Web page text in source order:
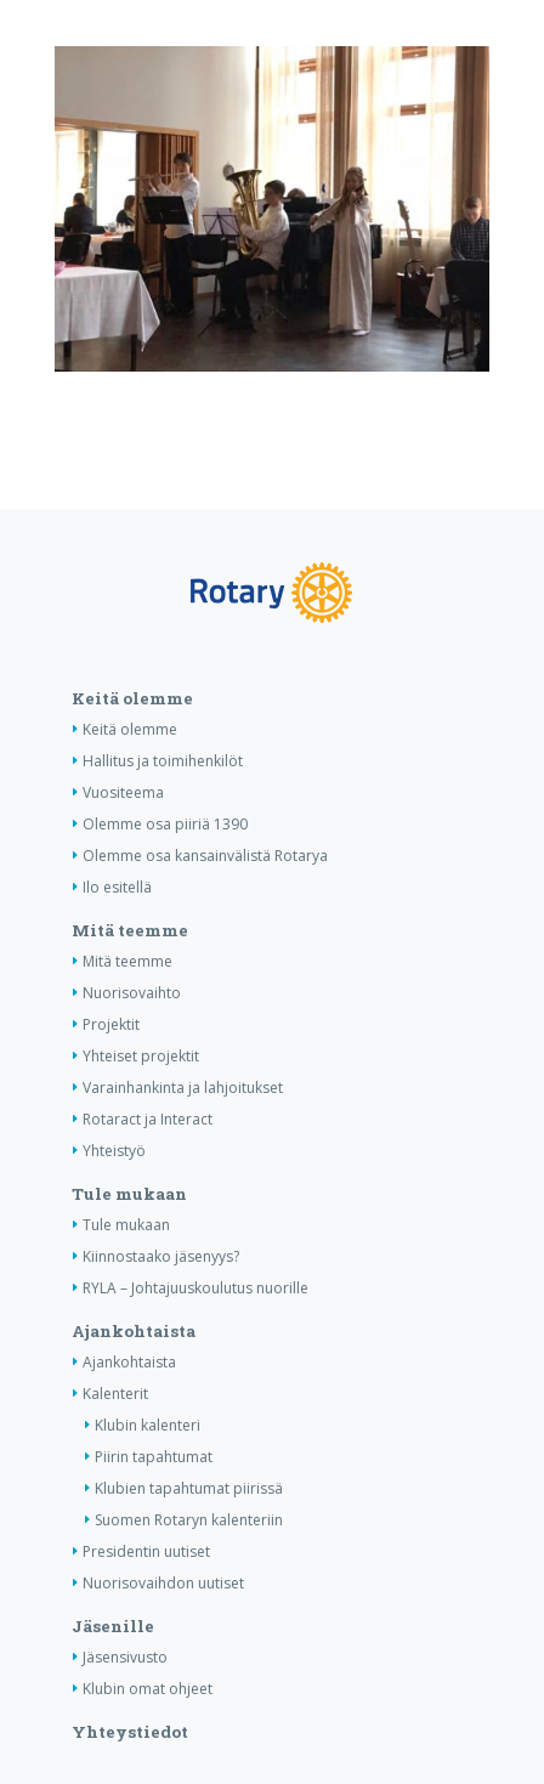
Keitä olemme
Keitä olemme
Hallitus ja toimihenkilöt
Vuositeema
Olemme osa piiriä 1390
Olemme osa kansainvälistä Rotarya
Ilo esitellä
Mitä teemme
Mitä teemme
Nuorisovaihto
Projektit
Yhteiset projektit
Varainhankinta ja lahjoitukset
Rotaract ja Interact
Yhteistyö
Tule mukaan
Tule mukaan
Kiinnostaako jäsenyys?
RYLA – Johtajuuskoulutus nuorille
Ajankohtaista
Ajankohtaista
Kalenterit
Klubin kalenteri
Piirin tapahtumat
Klubien tapahtumat piirissä
Suomen Rotaryn kalenteriin
Presidentin uutiset
Nuorisovaihdon uutiset
Jäsenille
Jäsensivusto
Klubin omat ohjeet
Yhteystiedot